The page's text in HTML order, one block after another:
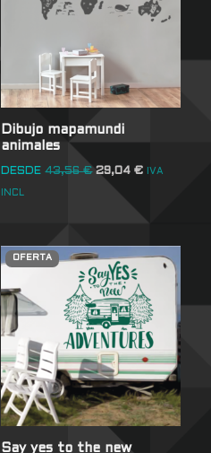
Dibujo mapamundi
animales
DESDE 43,56€ 29,04€ IVA
INCL
OFERTA
Say yes to the new